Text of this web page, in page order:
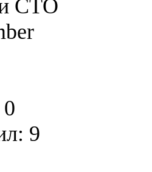
СТО
9